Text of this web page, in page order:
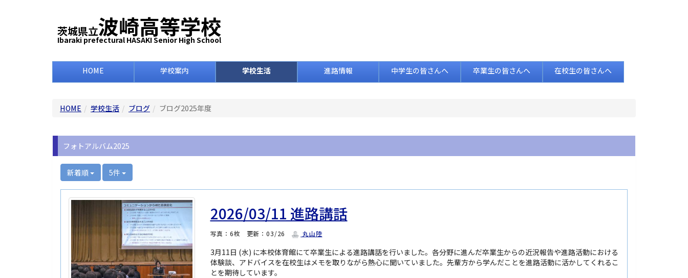
茨城県立波崎高等学校
Ibaraki prefectural HASAKI Senior High School
HOME 学校案内 学校生活 進路情報 中学生の皆さんへ 卒業生の皆さんへ 在校生の皆さんへ
HOME 学校生活 ブログ ブログ2025年度
フォトアルバム2025
新着順 5件
2026/03/11 進路講話
写真：6枚 更新：03/26 丸山陸
3月11日 (水) に本校体育館にて卒業生による進路講話を行いました。各分野に進んだ卒業生からの近況報告や進路活動における
体験談、アドバイスを在校生はメモを取りながら熱心に聞いていました。先輩方から学んだことを進路活動に活かしてくれるこ
とを期待しています。